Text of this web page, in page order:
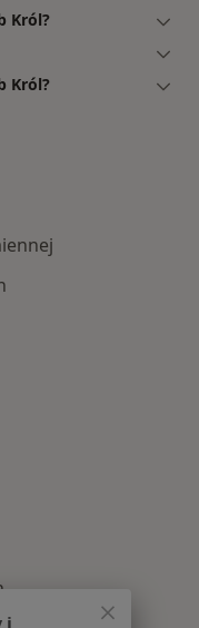
Król?
Król?